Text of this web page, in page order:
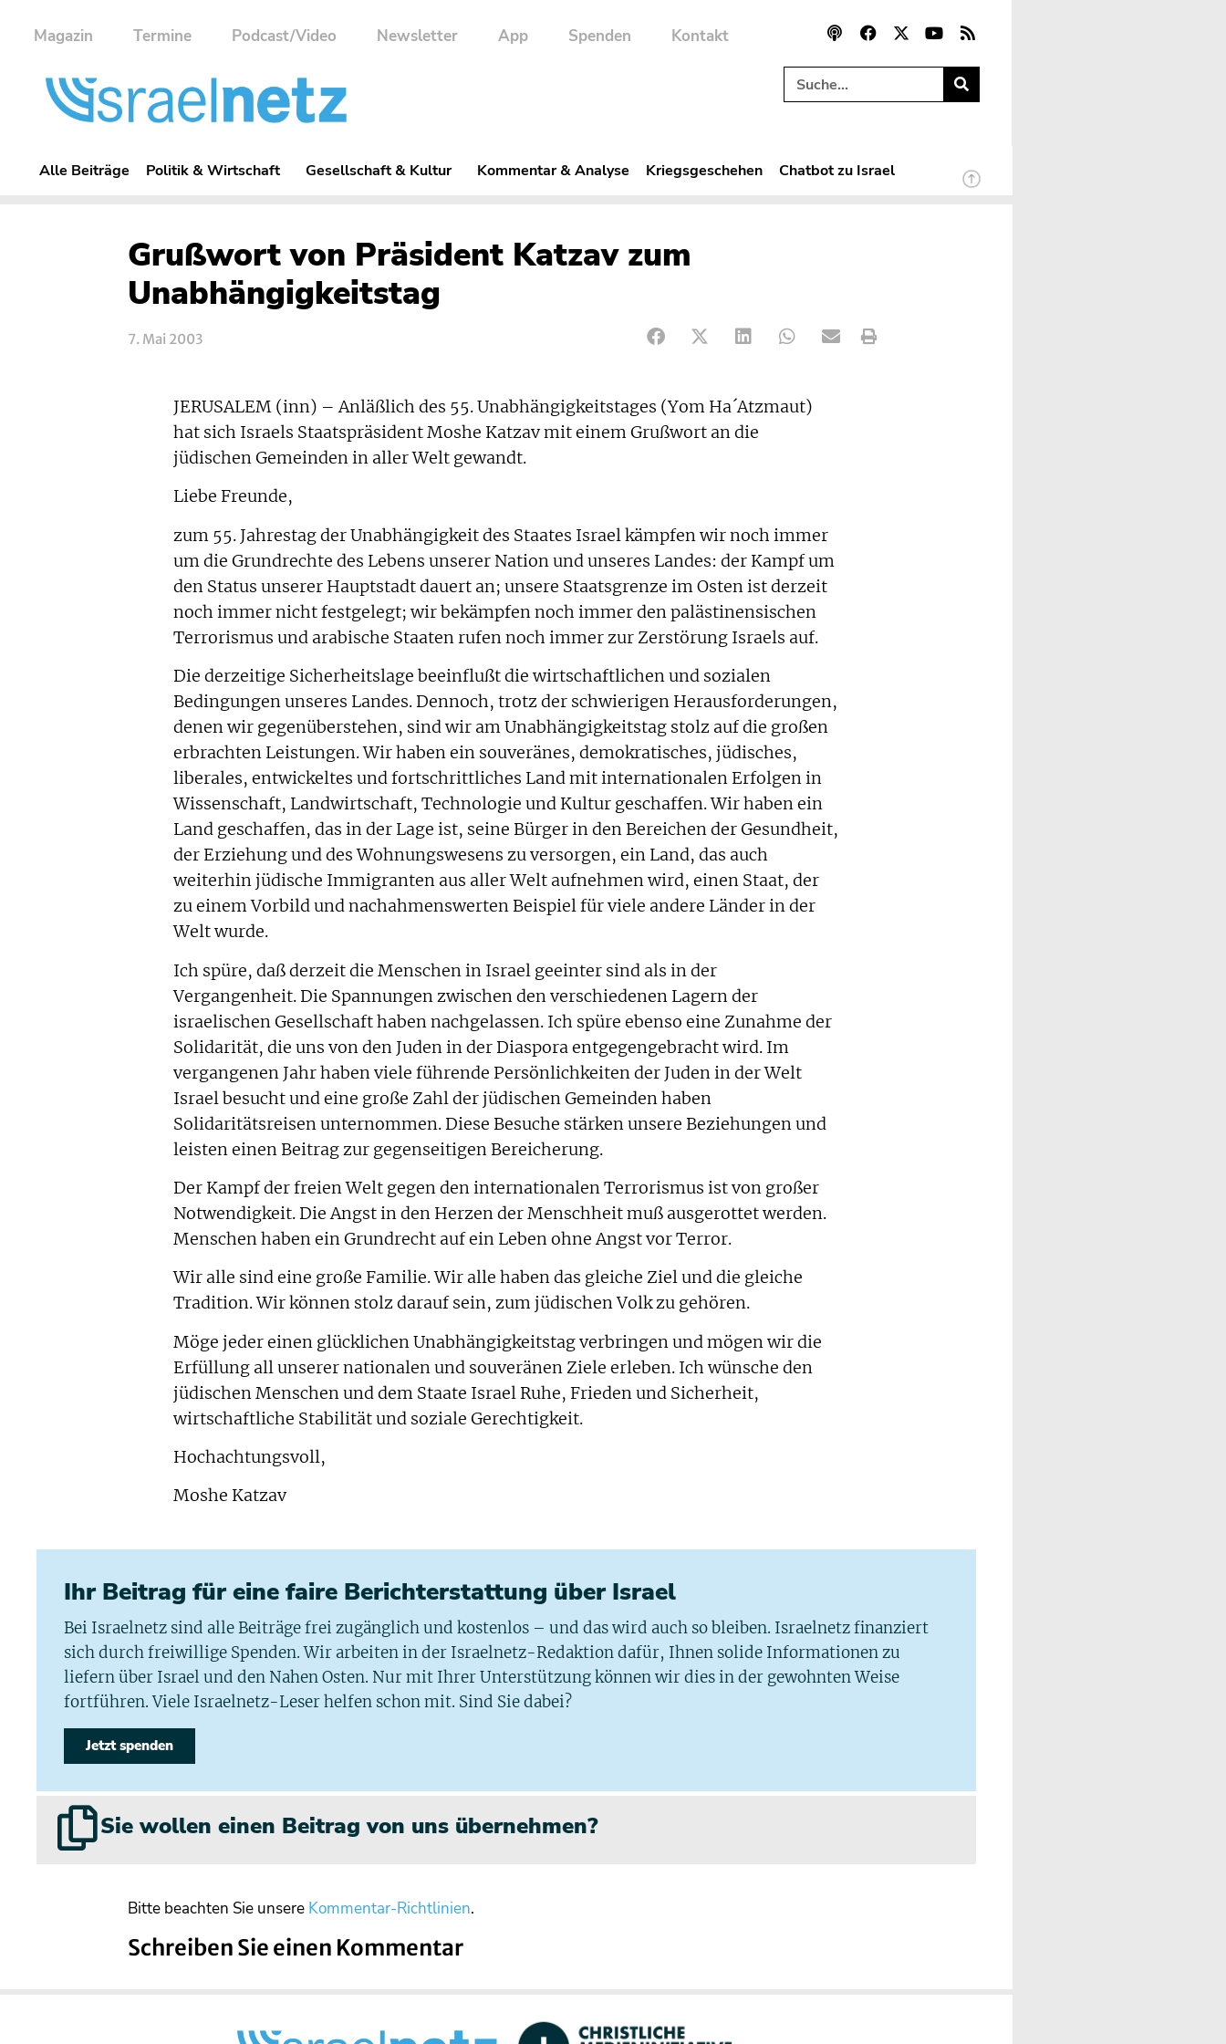
Magazin Termine Podcast/Video Newsletter App Spenden Kontakt
Alle Beiträge Politik & Wirtschaft Gesellschaft & Kultur Kommentar & Analyse Kriegsgeschehen Chatbot zu Israel
Grußwort von Präsident Katzav zum
Unabhängigkeitstag
7. Mai 2003
JERUSALEM (inn) – Anläßlich des 55. Unabhängigkeitstages (Yom Ha´Atzmaut)
hat sich Israels Staatspräsident Moshe Katzav mit einem Grußwort an die
jüdischen Gemeinden in aller Welt gewandt.
Liebe Freunde,
zum 55. Jahrestag der Unabhängigkeit des Staates Israel kämpfen wir noch immer
um die Grundrechte des Lebens unserer Nation und unseres Landes: der Kampf um
den Status unserer Hauptstadt dauert an; unsere Staatsgrenze im Osten ist derzeit
noch immer nicht festgelegt; wir bekämpfen noch immer den palästinensischen
Terrorismus und arabische Staaten rufen noch immer zur Zerstörung Israels auf.
Die derzeitige Sicherheitslage beeinflußt die wirtschaftlichen und sozialen
Bedingungen unseres Landes. Dennoch, trotz der schwierigen Herausforderungen,
denen wir gegenüberstehen, sind wir am Unabhängigkeitstag stolz auf die großen
erbrachten Leistungen. Wir haben ein souveränes, demokratisches, jüdisches,
liberales, entwickeltes und fortschrittliches Land mit internationalen Erfolgen in
Wissenschaft, Landwirtschaft, Technologie und Kultur geschaffen. Wir haben ein
Land geschaffen, das in der Lage ist, seine Bürger in den Bereichen der Gesundheit,
der Erziehung und des Wohnungswesens zu versorgen, ein Land, das auch
weiterhin jüdische Immigranten aus aller Welt aufnehmen wird, einen Staat, der
zu einem Vorbild und nachahmenswerten Beispiel für viele andere Länder in der
Welt wurde.
Ich spüre, daß derzeit die Menschen in Israel geeinter sind als in der
Vergangenheit. Die Spannungen zwischen den verschiedenen Lagern der
israelischen Gesellschaft haben nachgelassen. Ich spüre ebenso eine Zunahme der
Solidarität, die uns von den Juden in der Diaspora entgegengebracht wird. Im
vergangenen Jahr haben viele führende Persönlichkeiten der Juden in der Welt
Israel besucht und eine große Zahl der jüdischen Gemeinden haben
Solidaritätsreisen unternommen. Diese Besuche stärken unsere Beziehungen und
leisten einen Beitrag zur gegenseitigen Bereicherung.
Der Kampf der freien Welt gegen den internationalen Terrorismus ist von großer
Notwendigkeit. Die Angst in den Herzen der Menschheit muß ausgerottet werden.
Menschen haben ein Grundrecht auf ein Leben ohne Angst vor Terror.
Wir alle sind eine große Familie. Wir alle haben das gleiche Ziel und die gleiche
Tradition. Wir können stolz darauf sein, zum jüdischen Volk zu gehören.
Möge jeder einen glücklichen Unabhängigkeitstag verbringen und mögen wir die
Erfüllung all unserer nationalen und souveränen Ziele erleben. Ich wünsche den
jüdischen Menschen und dem Staate Israel Ruhe, Frieden und Sicherheit,
wirtschaftliche Stabilität und soziale Gerechtigkeit.
Hochachtungsvoll,
Moshe Katzav
Ihr Beitrag für eine faire Berichterstattung über Israel
Bei Israelnetz sind alle Beiträge frei zugänglich und kostenlos – und das wird auch so bleiben. Israelnetz finanziert
sich durch freiwillige Spenden. Wir arbeiten in der Israelnetz-Redaktion dafür, Ihnen solide Informationen zu
liefern über Israel und den Nahen Osten. Nur mit Ihrer Unterstützung können wir dies in der gewohnten Weise
fortführen. Viele Israelnetz-Leser helfen schon mit. Sind Sie dabei?
Jetzt spenden
Sie wollen einen Beitrag von uns übernehmen?
Bitte beachten Sie unsere Kommentar-Richtlinien.
Schreiben Sie einen Kommentar